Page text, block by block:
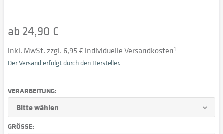
ab 24,90 €
inkl. MwSt. zzgl. 6,95 € individuelle Versandkosten1
Der Versand erfolgt durch den Hersteller.
VERARBEITUNG:
GRÖSSE: